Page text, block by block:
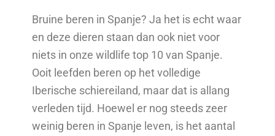
Bruine beren in Spanje? Ja het is echt waar
en deze dieren staan dan ook niet voor
niets in onze wildlife top 10 van Spanje.
Ooit leefden beren op het volledige
Iberische schiereiland, maar dat is allang
verleden tijd. Hoewel er nog steeds zeer
weinig beren in Spanje leven, is het aantal